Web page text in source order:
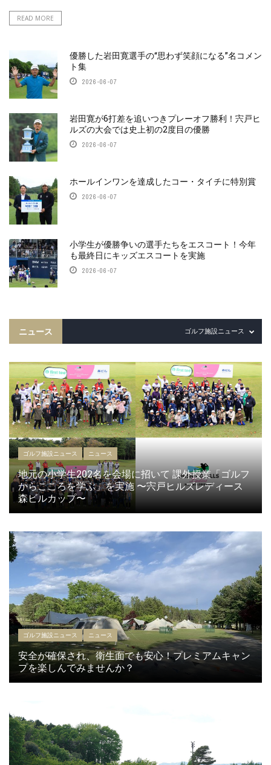
READ MORE
優勝した岩田寛選手の“思わず笑顔になる”名コメン
ト集
2026-06-07
岩田寛が6打差を追いつきプレーオフ勝利！宍戸ヒ
ルズの大会では史上初の2度目の優勝
2026-06-07
ホールインワンを達成したコー・タイチに特別賞
2026-06-07
小学生が優勝争いの選手たちをエスコート！今年
も最終日にキッズエスコートを実施
2026-06-07
ニュース ゴルフ施設ニュース
ゴルフ施設ニュース ニュース
地元の小学生202名を会場に招いて 課外授業「ゴルフ
からこころを学ぶ」を実施 〜宍戸ヒルズレディース
森ビルカップ〜
ゴルフ施設ニュース ニュース
安全が確保され、衛生面でも安心！プレミアムキャン
プを楽しんでみませんか？